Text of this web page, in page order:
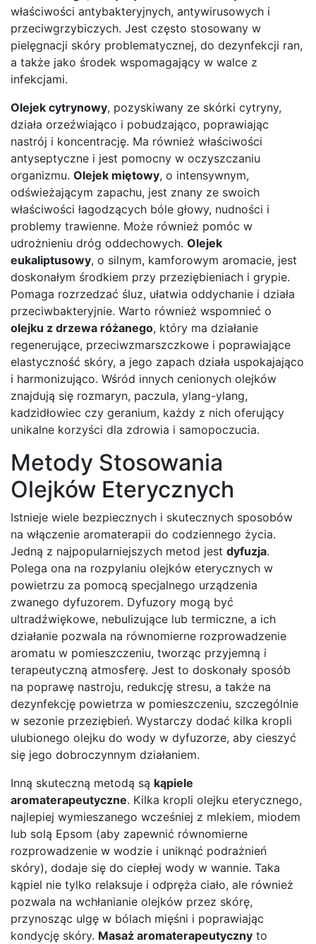
właściwości antybakteryjnych, antywirusowych i
przeciwgrzybiczych. Jest często stosowany w
pielęgnacji skóry problematycznej, do dezynfekcji ran,
a także jako środek wspomagający w walce z
infekcjami.
Olejek cytrynowy, pozyskiwany ze skórki cytryny,
działa orzeźwiająco i pobudzająco, poprawiając
nastrój i koncentrację. Ma również właściwości
antyseptyczne i jest pomocny w oczyszczaniu
organizmu. Olejek miętowy, o intensywnym,
odświeżającym zapachu, jest znany ze swoich
właściwości łagodzących bóle głowy, nudności i
problemy trawienne. Może również pomóc w
udrożnieniu dróg oddechowych. Olejek
eukaliptusowy, o silnym, kamforowym aromacie, jest
doskonałym środkiem przy przeziębieniach i grypie.
Pomaga rozrzedzać śluz, ułatwia oddychanie i działa
przeciwbakteryjnie. Warto również wspomnieć o
olejku z drzewa różanego, który ma działanie
regenerujące, przeciwzmarszczkowe i poprawiające
elastyczność skóry, a jego zapach działa uspokajająco
i harmonizująco. Wśród innych cenionych olejków
znajdują się rozmaryn, paczula, ylang-ylang,
kadzidłowiec czy geranium, każdy z nich oferujący
unikalne korzyści dla zdrowia i samopoczucia.
Metody Stosowania
Olejków Eterycznych
Istnieje wiele bezpiecznych i skutecznych sposobów
na włączenie aromaterapii do codziennego życia.
Jedną z najpopularniejszych metod jest dyfuzja.
Polega ona na rozpylaniu olejków eterycznych w
powietrzu za pomocą specjalnego urządzenia
zwanego dyfuzorem. Dyfuzory mogą być
ultradźwiękowe, nebulizujące lub termiczne, a ich
działanie pozwala na równomierne rozprowadzenie
aromatu w pomieszczeniu, tworząc przyjemną i
terapeutyczną atmosferę. Jest to doskonały sposób
na poprawę nastroju, redukcję stresu, a także na
dezynfekcję powietrza w pomieszczeniu, szczególnie
w sezonie przeziębień. Wystarczy dodać kilka kropli
ulubionego olejku do wody w dyfuzorze, aby cieszyć
się jego dobroczynnym działaniem.
Inną skuteczną metodą są kąpiele
aromaterapeutyczne. Kilka kropli olejku eterycznego,
najlepiej wymieszanego wcześniej z mlekiem, miodem
lub solą Epsom (aby zapewnić równomierne
rozprowadzenie w wodzie i uniknąć podrażnień
skóry), dodaje się do ciepłej wody w wannie. Taka
kąpiel nie tylko relaksuje i odpręża ciało, ale również
pozwala na wchłanianie olejków przez skórę,
przynosząc ulgę w bólach mięśni i poprawiając
kondycję skóry. Masaż aromaterapeutyczny to